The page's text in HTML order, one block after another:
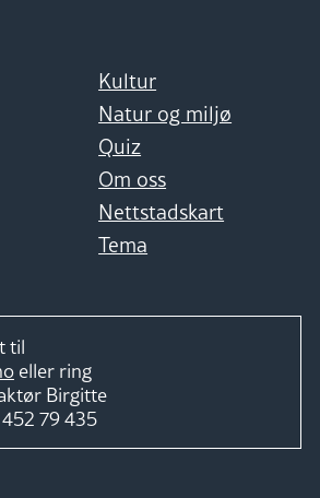
Kultur
Natur og miljø
Quiz
Om oss
Nettstadskart
Tema
til
eller ring
Birgitte
452 79 435